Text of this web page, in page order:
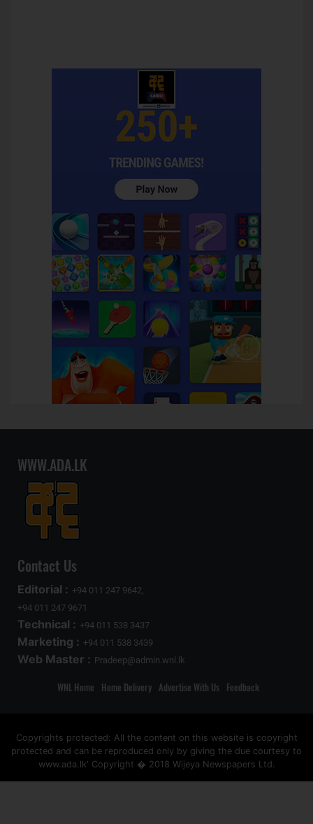
WWW.ADA.LK
Contact Us
Editorial : +94 011 247 9642,
+94 011 247 9671
Technical : +94 011 538 3437
Marketing : +94 011 538 3439
Web Master : Pradeep@admin.wnl.lk
WNL Home Home Delivery Advertise With Us Feedback
Copyrights protected: All the content on this website is copyright
protected and can be reproduced only by giving the due courtesy to
www.ada.lk' Copyright � 2018 Wijeya Newspapers Ltd.